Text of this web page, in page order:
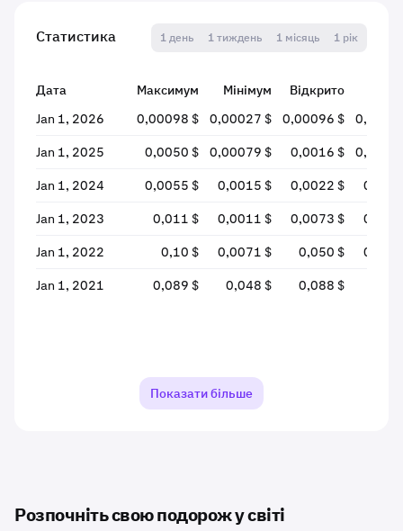
Статистика 1 день 1 тиждень 1 місяць 1 рік
Дата Максимум Мінімум Відкрито
Jan 1, 2026
0,00098 $ 0,00027 $ 0,00096 $
Jan 1, 2025 0,0050 $ 0,00079 $ 0,0016 $
Jan 1, 2024 0,0055 $ 0,0015 $ 0,0022 $
Jan 1, 2023 0,011 $ 0,0011 $ 0,0073 $
Jan 1, 2022 0,10 $ 0,0071 $ 0,050 $
Jan 1, 2021 0,089 $ 0,048 $ 0,088 $
Показати більше
Розпочніть свою подорож у світі